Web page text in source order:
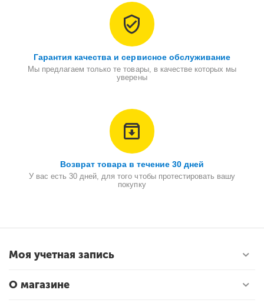
Гарантия качества и сервисное обслуживание
Мы предлагаем только те товары, в качестве которых мы
уверены
Возврат товара в течение 30 дней
У вас есть 30 дней, для того чтобы протестировать вашу
покупку
Моя учетная запись
О магазине